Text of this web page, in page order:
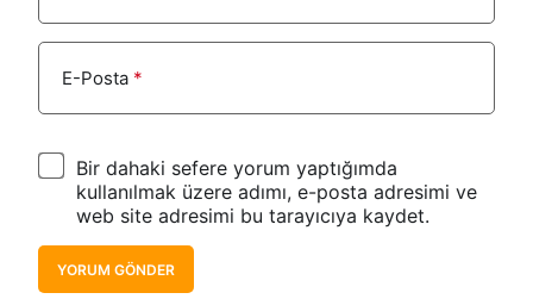
E-Posta *
Bir dahaki sefere yorum yaptığımda
kullanılmak üzere adımı, e-posta adresimi ve
web site adresimi bu tarayıcıya kaydet.
YORUM GÖNDER